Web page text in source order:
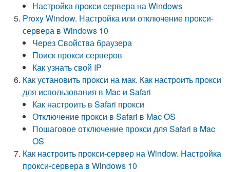
Настройка прокси сервера на Windows
Proxy Window. Настройка или отключение прокси-
сервера в Windows 10
Через Свойства браузера
Поиск прокси серверов
Как узнать свой IP
Как установить прокси на мак. Как настроить прокси
для использования в Mac и Safari
Как настроить в Safari прокси
Отключение прокси в Safari в Mac OS
Пошаговое отключение прокси для Safari в Mac
OS
Как настроить прокси-сервер на Window. Настройка
прокси-сервера в Windows 10